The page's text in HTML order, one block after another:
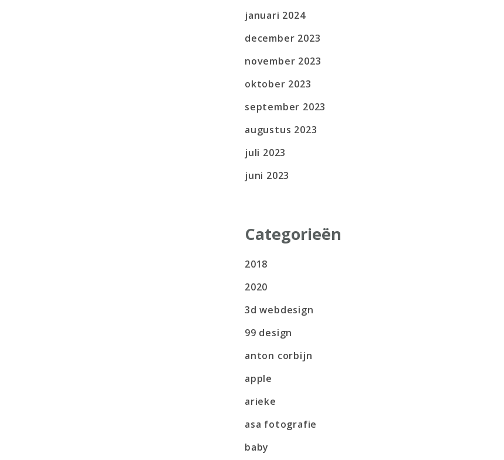
januari 2024
december 2023
november 2023
oktober 2023
september 2023
augustus 2023
juli 2023
juni 2023
Categorieën
2018
2020
3d webdesign
99 design
anton corbijn
apple
arieke
asa fotografie
baby